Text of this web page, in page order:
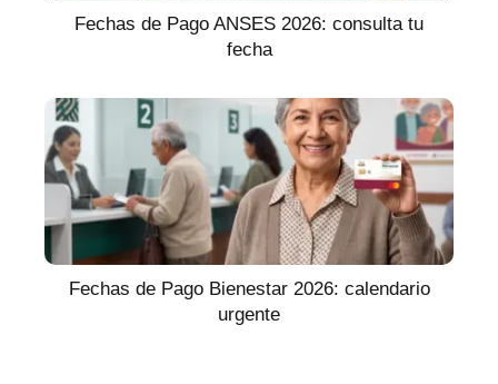
Fechas de Pago ANSES 2026: consulta tu
fecha
Fechas de Pago Bienestar 2026: calendario
urgente